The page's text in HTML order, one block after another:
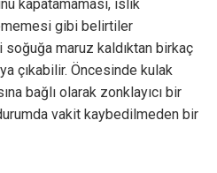
kapatamaması, ıslık
gibi belirtiler
maruz kaldıktan birkaç
çıkabilir. Öncesinde kulak
bağlı olarak zonklayıcı bir
vakit kaybedilmeden bir